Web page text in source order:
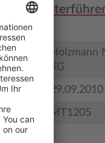
&
Holzmann
KG
29.09.2010
MT1205